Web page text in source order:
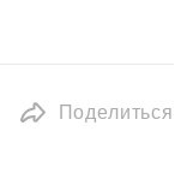
Поделиться